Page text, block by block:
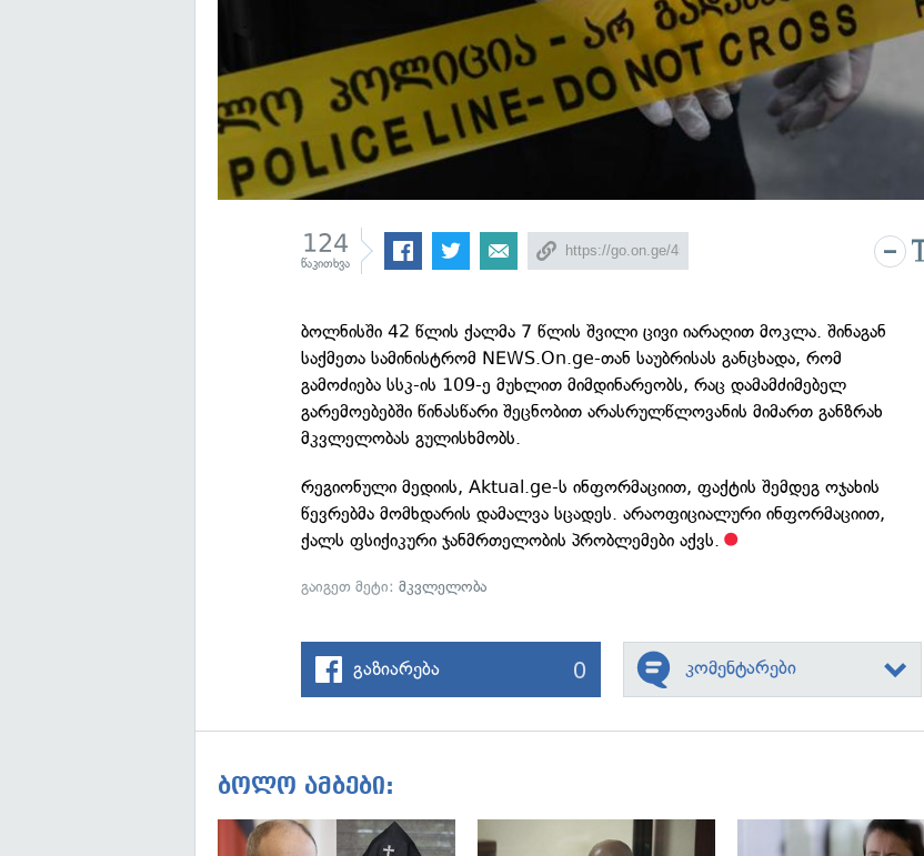
124
წაკითხვა
ბოლნისში 42 წლის ქალმა 7 წლის შვილი ცივი იარაღით მოკლა. შინაგან
საქმეთა სამინისტრომ NEWS.On.ge-თან საუბრისას განცხადა, რომ
გამოძიება სსკ-ის 109-ე მუხლით მიმდინარეობს, რაც დამამძიმებელ
გარემოებებში წინასწარი შეცნობით არასრულწლოვანის მიმართ განზრახ
მკვლელობას გულისხმობს.
რეგიონული მედიის, Aktual.ge-ს ინფორმაციით, ფაქტის შემდეგ ოჯახის
წევრებმა მომხდარის დამალვა სცადეს. არაოფიციალური ინფორმაციით,
ქალს ფსიქიკური ჯანმრთელობის პრობლემები აქვს.
გაიგეთ მეტი:მკვლელობა
გაზიარება 0 კომენტარები
ბოლო ამბები:
გადახედვა გადახედვა